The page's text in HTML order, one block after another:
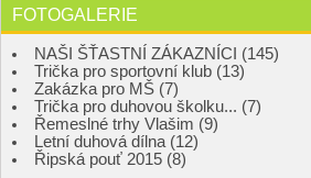
FOTOGALERIE
NAŠI ŠŤASTNÍ ZÁKAZNÍCI (145)
Trička pro sportovní klub (13)
Zakázka pro MŠ (7)
Trička pro duhovou školku... (7)
Řemeslné trhy Vlašim (9)
Letní duhová dílna (12)
Řipská pouť 2015 (8)